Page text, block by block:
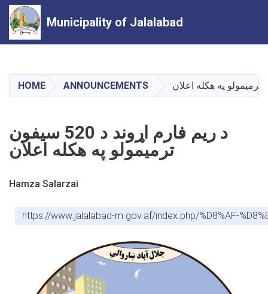
main
content
Municipality of Jalalabad
HOME ANNOUNCEMENTS
د ریم فارم اړوند د 520 سیفون
ترمیمولو په هکله اعلان
Hamza Salarzai
https://www.jalalabad-m.gov.af/index.php/%D8%AF-